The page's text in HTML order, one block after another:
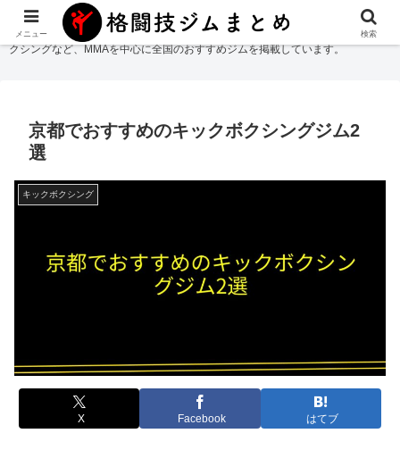
格闘技ジムまとめ
では総合格闘技・柔術・レスリング・キックボクシング・ボ
クシングなど、MMAを中心に全国のおすすめジムを掲載しています。
京都でおすすめのキックボクシングジム2
選
キックボクシング
X Facebook はてブ
メニュー 検索